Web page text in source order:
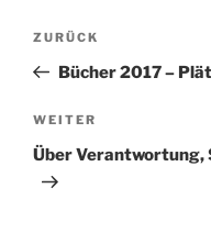
Vorheriger
Beitrag
ZURÜCK
Bücher 2017 –
Nächster
Beitrag
WEITER
Über